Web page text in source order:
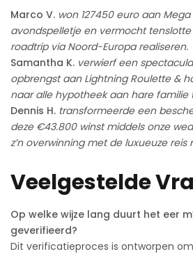
Marco V. won 127450 euro aan
avondspelletje en vermocht tenslotte
roadtrip via Noord-Europa realiseren.
Samantha K. verwierf een
opbrengst aan Lightning Roulette &
naar alle hypotheek aan hare familie
Dennis H. transformeerde een
deze €43.800 winst middels onze
z’n overwinning met de luxueuze
Veelgestelde
Op welke wijze lang duurt het eer
geverifieerd?
Dit verificatieproces is ontworpen